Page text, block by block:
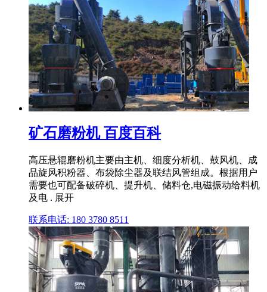
矿石磨粉机 百度百科
高压悬辊磨粉机主要由主机、细度分析机、鼓风机、成
品旋风积粉器、布袋除尘器及联结风管组成。根据用户
需要也可配备破碎机、提升机、储料仓,电磁振动给料机
及电 . 展开
联系电话: 180 3780 8511